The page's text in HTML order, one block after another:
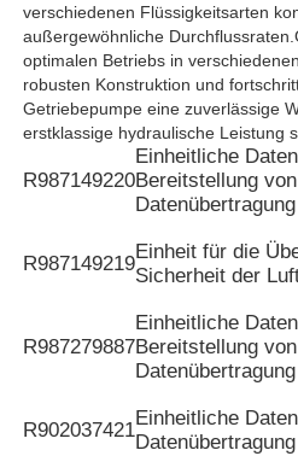
Hydraulikpumpe Vickers
Rexroth-Hydraulikventil
Zubehör für Filter von
YUKEN Hydraulikventil
Hydraulikpumpe Yuken
verschiedenen Flüssigkeitsarten
außergewöhnliche
optimalen Betriebs in
robusten Konstruktion und
Getriebepumpe eine zuverlässige
erstklassige hydraulische Leistung
R987149220
Einheitliche
Bereitstellung
Datenübertragung
R987149219
Einheit für die
Sicherheit der
R987279887
Einheitliche
Bereitstellung
Datenübertragung
R902037421
Einheitliche
Datenübertragung